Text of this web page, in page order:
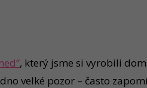
, který jsme si vyrobili
velké pozor – často